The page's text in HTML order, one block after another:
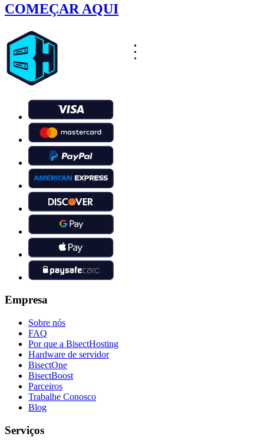
COMEÇAR AQUI
Empresa
Sobre nós
FAQ
Por que a BisectHosting
Hardware de servidor
BisectOne
BisectBoost
Parceiros
Trabalhe Conosco
Blog
Serviços